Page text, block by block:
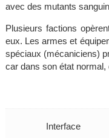
avec des mutants
Plusieurs factions
eux. Les armes et
spéciaux (mécaniciens)
car dans son état normal,
Interface